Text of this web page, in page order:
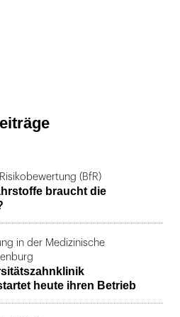
(BfR)
braucht die
in der Medizinische
heute ihren Betrieb